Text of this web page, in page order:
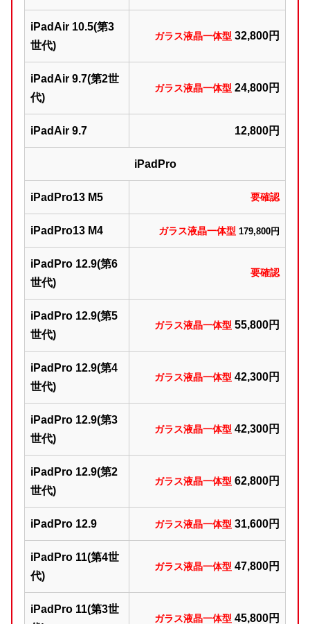
iPadAir 10.5(第3
世代)
ガラス液晶一体型 32,800円
iPadAir 9.7(第2世
代)
ガラス液晶一体型 24,800円
iPadAir 9.7 12,800円
iPadPro
iPadPro13 M5 要確認
iPadPro13 M4 ガラス液晶一体型 179,800円
iPadPro 12.9(第6
世代)
要確認
iPadPro 12.9(第5
世代)
ガラス液晶一体型 55,800円
iPadPro 12.9(第4
世代)
ガラス液晶一体型 42,300円
iPadPro 12.9(第3
世代)
ガラス液晶一体型 42,300円
iPadPro 12.9(第2
世代)
ガラス液晶一体型 62,800円
iPadPro 12.9 ガラス液晶一体型 31,600円
iPadPro 11(第4世
代)
ガラス液晶一体型 47,800円
iPadPro 11(第3世
ガラス液晶一体型 45,800円